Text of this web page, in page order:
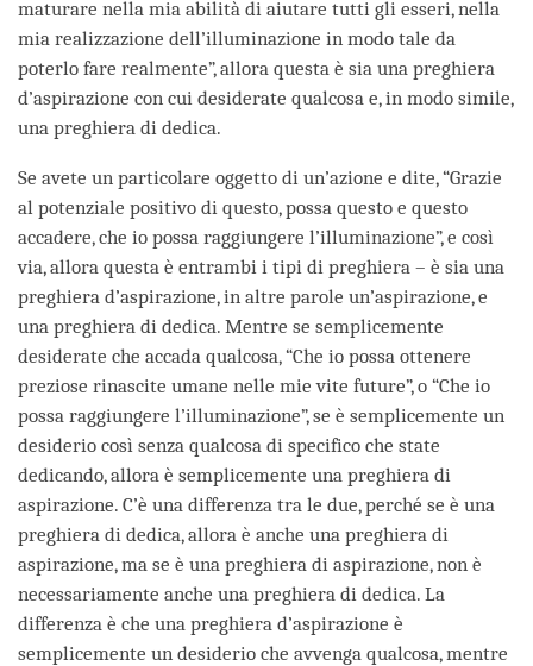
maturare nella mia abilità di aiutare tutti gli esseri, nella
mia realizzazione dell’illuminazione in modo tale da
poterlo fare realmente”, allora questa è sia una preghiera
d’aspirazione con cui desiderate qualcosa e, in modo simile,
una preghiera di dedica.
Se avete un particolare oggetto di un’azione e dite, “Grazie
al potenziale positivo di questo, possa questo e questo
accadere, che io possa raggiungere l’illuminazione”, e così
via, allora questa è entrambi i tipi di preghiera – è sia una
preghiera d’aspirazione, in altre parole un’aspirazione, e
una preghiera di dedica. Mentre se semplicemente
desiderate che accada qualcosa, “Che io possa ottenere
preziose rinascite umane nelle mie vite future”, o “Che io
possa raggiungere l’illuminazione”, se è semplicemente un
desiderio così senza qualcosa di specifico che state
dedicando, allora è semplicemente una preghiera di
aspirazione. C’è una differenza tra le due, perché se è una
preghiera di dedica, allora è anche una preghiera di
aspirazione, ma se è una preghiera di aspirazione, non è
necessariamente anche una preghiera di dedica. La
differenza è che una preghiera d’aspirazione è
semplicemente un desiderio che avvenga qualcosa, mentre